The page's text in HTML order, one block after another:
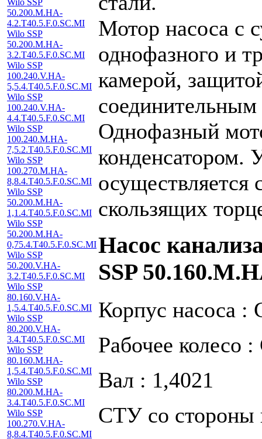
Wilo SSP
50.200.M.HA-
4.2.T40.5.F.0.SC.MI
Wilo SSP
50.200.M.HA-
3.2.T40.5.F.0.SC.MI
Wilo SSP
100.240.V.HA-
5,5.4.T40.5.F.0.SC.MI
Wilo SSP
100.240.V.HA-
4.4.T40.5.F.0.SC.MI
Wilo SSP
100.240.M.HA-
7,5.2.T40.5.F.0.SC.MI
Wilo SSP
100.270.M.HA-
8,8.4.T40.5.F.0.SC.MI
Wilo SSP
50.200.M.HA-
1,1.4.T40.5.F.0.SC.MI
Wilo SSP
50.200.M.HA-
0,75.4.T40.5.F.0.SC.MI
Wilo SSP
50.200.V.HA-
3.2.T40.5.F.0.SC.MI
Wilo SSP
80.160.V.HA-
1,5.4.T40.5.F.0.SC.MI
Wilo SSP
80.200.V.HA-
3.4.T40.5.F.0.SC.MI
Wilo SSP
80.160.M.HA-
1,5.4.T40.5.F.0.SC.MI
Wilo SSP
80.200.M.HA-
3.4.T40.5.F.0.SC.MI
Wilo SSP
100.270.V.HA-
8,8.4.T40.5.F.0.SC.MI
Мотор насоса с
однофазного и
камерой,
Однофазный
конденсатором.
скользящих
Насос
SSP
Корпус насоса :
Рабочее колесо
Вал : 1,4021
СТУ со стороны